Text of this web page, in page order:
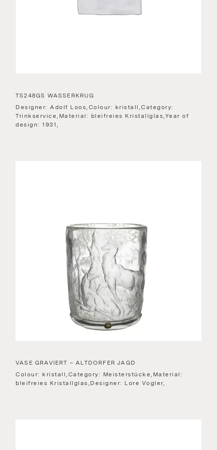
TS248GS WASSERKRUG
Designer: Adolf Loos,Colour: kristall,Category:
Trinkservice,Material: bleifreies Kristallglas,Year of
design: 1931,
VASE GRAVIERT – ALTDORFER JAGD
Colour: kristall,Category: Meisterstücke,Material:
bleifreies Kristallglas,Designer: Lore Vogler,